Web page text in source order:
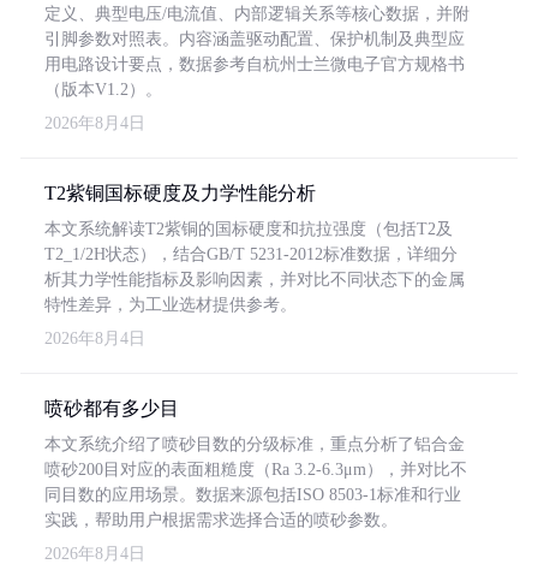
定义、典型电压/电流值、内部逻辑关系等核心数据，并附
引脚参数对照表。内容涵盖驱动配置、保护机制及典型应
用电路设计要点，数据参考自杭州士兰微电子官方规格书
（版本V1.2）。
2026年8月4日
T2紫铜国标硬度及力学性能分析
本文系统解读T2紫铜的国标硬度和抗拉强度（包括T2及
T2_1/2H状态），结合GB/T 5231-2012标准数据，详细分
析其力学性能指标及影响因素，并对比不同状态下的金属
特性差异，为工业选材提供参考。
2026年8月4日
喷砂都有多少目
本文系统介绍了喷砂目数的分级标准，重点分析了铝合金
喷砂200目对应的表面粗糙度（Ra 3.2-6.3μm），并对比不
同目数的应用场景。数据来源包括ISO 8503-1标准和行业
实践，帮助用户根据需求选择合适的喷砂参数。
2026年8月4日